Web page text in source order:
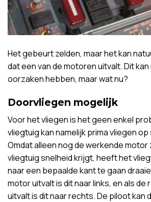
Het gebeurt zelden, maar het kan
dat een van de motoren uitvalt. Dit
oorzaken hebben, maar wat nu?
Doorvliegen mogelijk
Voor het vliegen is het geen enkel
vliegtuig kan namelijk prima vliegen
Omdat alleen nog de werkende
vliegtuig snelheid krijgt, heeft het
naar een bepaalde kant te gaan
motor uitvalt is dit naar links, en als
uitvalt is dit naar rechts. De piloot kan